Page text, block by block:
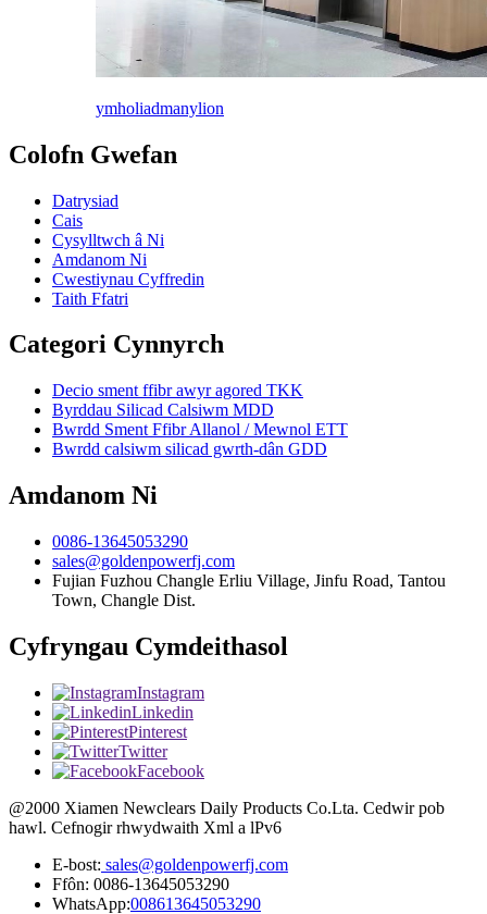
ymholiadmanylion
Colofn Gwefan
Datrysiad
Cais
Cysylltwch â Ni
Amdanom Ni
Cwestiynau Cyffredin
Taith Ffatri
Categori Cynnyrch
Decio sment ffibr awyr agored TKK
Byrddau Silicad Calsiwm MDD
Bwrdd Sment Ffibr Allanol / Mewnol ETT
Bwrdd calsiwm silicad gwrth-dân GDD
Amdanom Ni
0086-13645053290
sales@goldenpowerfj.com
Fujian Fuzhou Changle Erliu Village, Jinfu Road, Tantou
Town, Changle Dist.
Cyfryngau Cymdeithasol
Instagram
Linkedin
Pinterest
Twitter
Facebook
@2000 Xiamen Newclears Daily Products Co.Lta. Cedwir pob
hawl. Cefnogir rhwydwaith Xml a lPv6
E-bost: sales@goldenpowerfj.com
Ffôn: 0086-13645053290
WhatsApp:008613645053290